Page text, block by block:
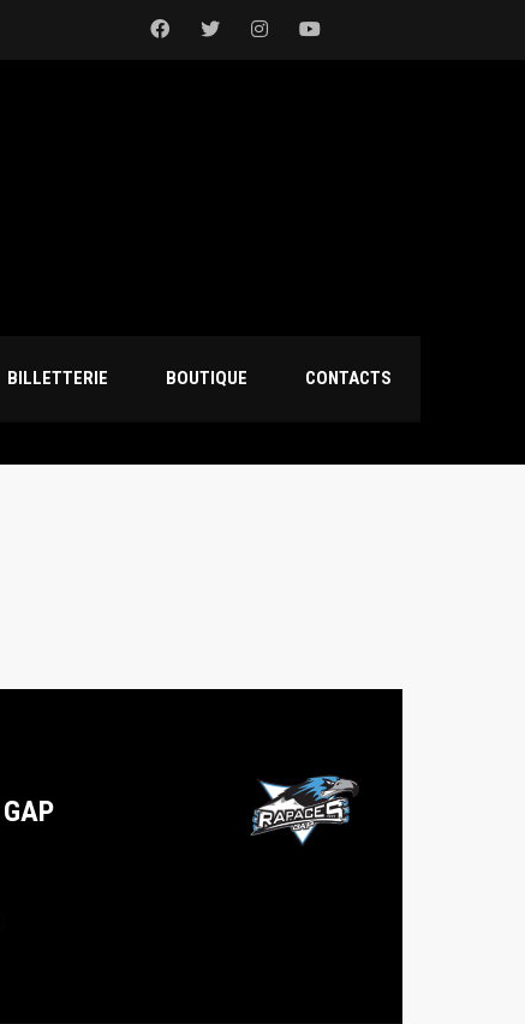
BILLETTERIE BOUTIQUE CONTACTS
GAP